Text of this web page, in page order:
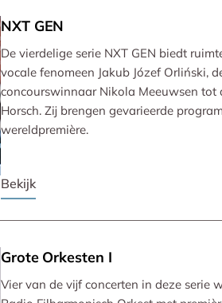
NXT GEN
De vierdelige serie NXT GEN biedt
vocale fenomeen Jakub Józef Orliński,
concourswinnaar Nikola Meeuwsen tot
Horsch. Zij brengen gevarieerde
wereldpremière.
Bekijk
Grote Orkesten I
Vier van de vijf concerten in deze serie